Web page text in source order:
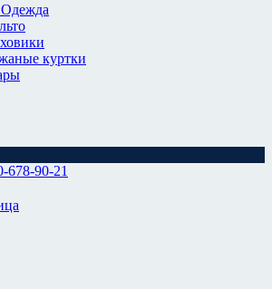
куртки
678-90-21